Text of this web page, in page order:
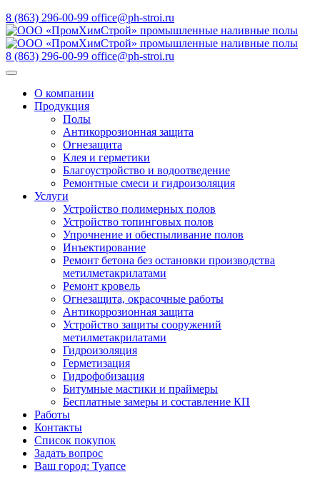
8 (863) 296-00-99 office@ph-stroi.ru
8 (863) 296-00-99 office@ph-stroi.ru
О компании
Продукция
Полы
Антикоррозионная защита
Огнезащита
Клея и герметики
Благоустройство и водоотведение
Ремонтные смеси и гидроизоляция
Услуги
Устройство полимерных полов
Устройство топинговых полов
Упрочнение и обеспыливание полов
Инъектирование
Ремонт бетона без остановки производства
метилметакрилатами
Ремонт кровель
Огнезащита, окрасочные работы
Антикоррозионная защита
Устройство защиты сооружений
метилметакрилатами
Гидроизоляция
Герметизация
Гидрофобизация
Битумные мастики и праймеры
Бесплатные замеры и составление КП
Работы
Контакты
Список покупок
Задать вопрос
Ваш город: Туапсе